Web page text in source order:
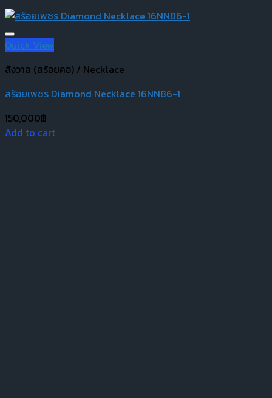
Quick View
สังวาล (สร้อยคอ) / Necklace
สร้อยเพชร Diamond Necklace 16NN86-1
150,000฿
Add to cart